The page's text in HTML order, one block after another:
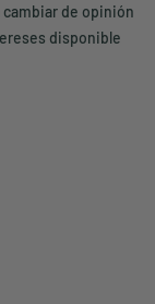
cambiar de opinión
disponible